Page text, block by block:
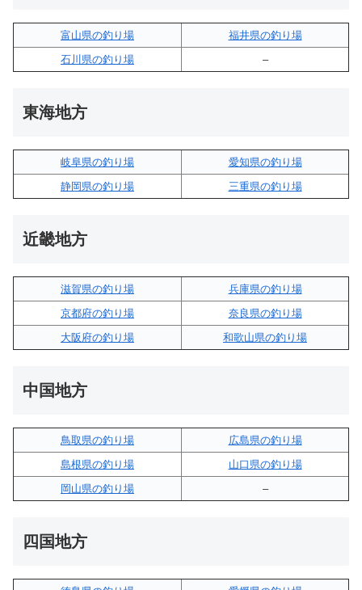
富山県の釣り場
福井県の釣り場
石川県の釣り場
–
東海地方
岐阜県の釣り場
愛知県の釣り場
静岡県の釣り場
三重県の釣り場
近畿地方
滋賀県の釣り場
兵庫県の釣り場
京都府の釣り場
奈良県の釣り場
大阪府の釣り場
和歌山県の釣り場
中国地方
鳥取県の釣り場
広島県の釣り場
島根県の釣り場
山口県の釣り場
岡山県の釣り場
–
四国地方